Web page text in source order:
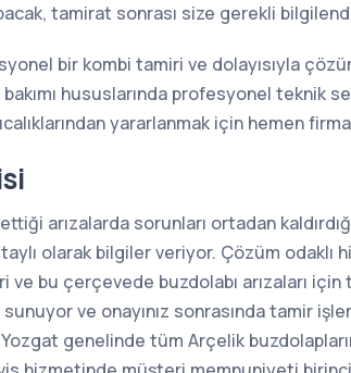
tamirat sonrası size gerekli
bir kombi tamiri ve dolayısıyla
hususlarında profesyonel teknik
yararlanmak için hemen
arızalarda sorunları ortadan
olarak bilgiler veriyor. Çözüm odaklı
ve bu çerçevede buzdolabı arızaları
ve onayınız sonrasında tamir
Yozgat genelinde tüm Arçelik